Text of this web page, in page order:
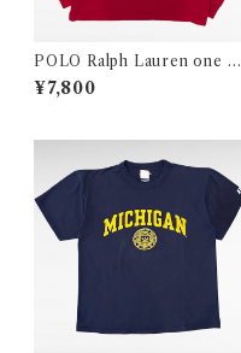
POLO Ralph Lauren one po
int logo half zip cotton knit
¥7,800